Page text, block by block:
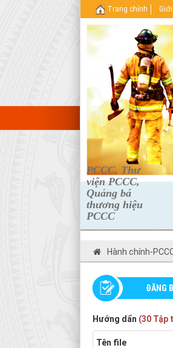
PCCC, Thư
viện PCCC,
Quảng bá
thương hiệu
PCCC
Trang chính
Hành chính-
ĐĂNG
Hướng dẩn (30 Tập
Tên file